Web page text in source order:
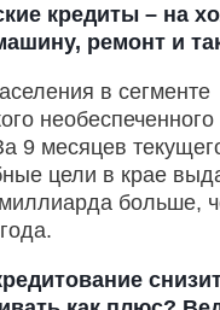
кредиты – на
ремонт и
в сегменте
9 месяцев
цели в крае
больше,